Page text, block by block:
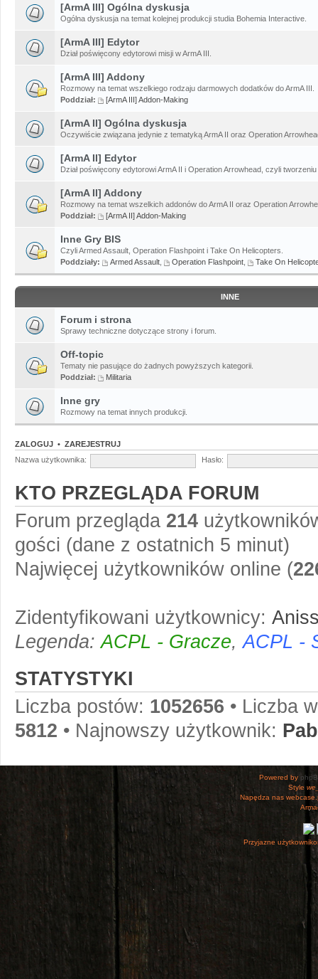
[ArmA III] Ogólna dyskusja
Ogólna dyskusja na temat kolejnej produkcji studia Bohemia Interactive.
[ArmA III] Edytor
Dział poświęcony edytorowi misji w ArmA III.
[ArmA III] Addony
Rozmowy na temat wszelkiego rodzaju darmowych dodatków do ArmA III.
Poddział:
[ArmA III] Addon-Making
[ArmA II] Ogólna dyskusja
Oczywiście związana jedynie z tematyką ArmA II oraz Operation
[ArmA II] Edytor
Dział poświęcony edytorowi ArmA II i Operation Arrowhead, czyli tworzeniu
[ArmA II] Addony
Rozmowy na temat wszelkich addonów do ArmA II oraz Operation
Poddział:
[ArmA II] Addon-Making
Inne Gry BIS
Czyli Armed Assault, Operation Flashpoint i Take On Helicopters.
Poddziały:
Armed Assault Operation Flashpoint Take On
INNE
Forum i strona
Sprawy techniczne dotyczące strony i forum.
Off-topic
Tematy nie pasujące do żadnych powyższych kategorii.
Poddział:
Militaria
Inne gry
Rozmowy na temat innych produkcji.
ZALOGUJ • ZAREJESTRUJ
Nazwa użytkownika:
Hasło:
KTO PRZEGLĄDA FORUM
Forum przegląda 214
gości (dane z ostatnich 5 minut)
Najwięcej użytkowników online (
Zidentyfikowani użytkownicy:
Legenda:ACPL - Gracze,ACPL -
STATYSTYKI
Liczba postów: 1052656 • Liczba
5812 • Najnowszy użytkownik:
Powered by
Style
Napędza nas
Przyjazne